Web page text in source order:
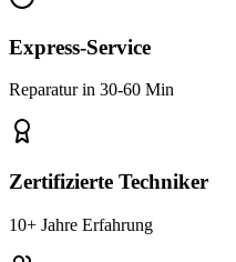
Express-Service
Reparatur in 30-60 Min
Zertifizierte Techniker
10+ Jahre Erfahrung